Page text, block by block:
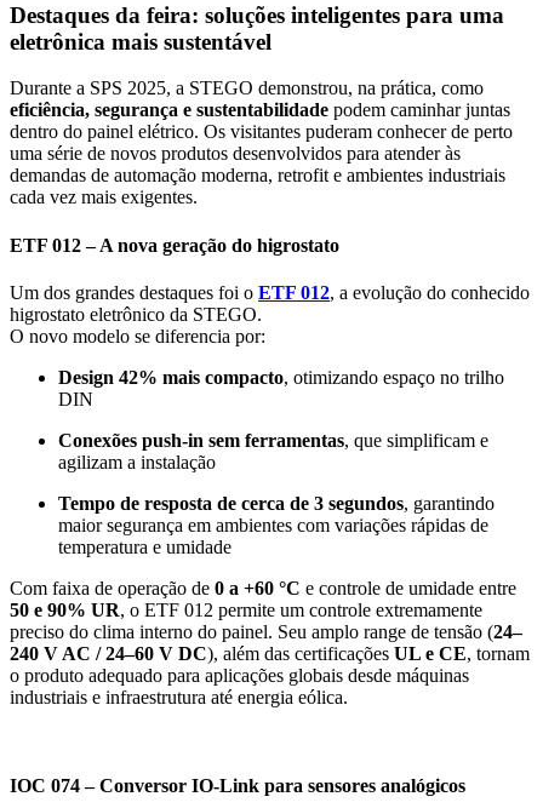
Destaques da feira: soluções inteligentes para uma
eletrônica mais sustentável
Durante a SPS 2025, a STEGO demonstrou, na prática, como
eficiência, segurança e sustentabilidade podem caminhar juntas
dentro do painel elétrico. Os visitantes puderam conhecer de perto
uma série de novos produtos desenvolvidos para atender às
demandas de automação moderna, retrofit e ambientes industriais
cada vez mais exigentes.
ETF 012 – A nova geração do higrostato
Um dos grandes destaques foi o ETF 012, a evolução do conhecido
higrostato eletrônico da STEGO.
O novo modelo se diferencia por:
Design 42% mais compacto, otimizando espaço no trilho
DIN
Conexões push-in sem ferramentas, que simplificam e
agilizam a instalação
Tempo de resposta de cerca de 3 segundos, garantindo
maior segurança em ambientes com variações rápidas de
temperatura e umidade
Com faixa de operação de 0 a +60 °C e controle de umidade entre
50 e 90% UR, o ETF 012 permite um controle extremamente
preciso do clima interno do painel. Seu amplo range de tensão (24–
240 V AC / 24–60 V DC), além das certificações UL e CE, tornam
o produto adequado para aplicações globais desde máquinas
industriais e infraestrutura até energia eólica.
IOC 074 – Conversor IO-Link para sensores analógicos